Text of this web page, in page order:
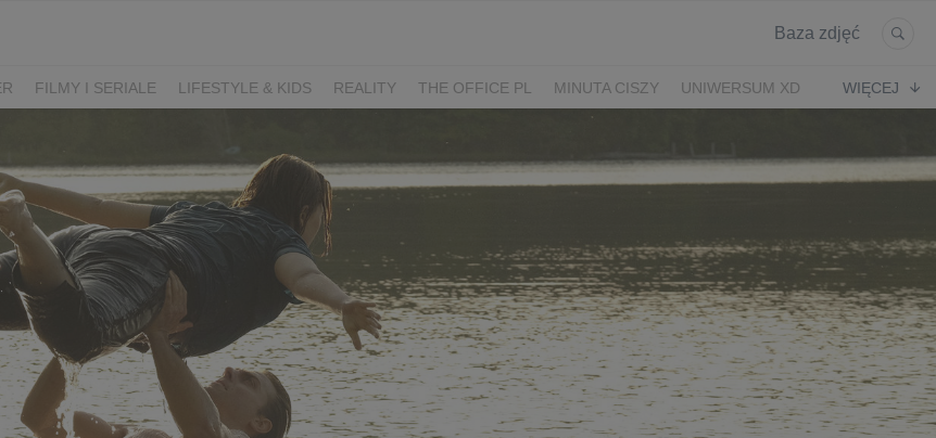
Baza zdjęć
FILMY I SERIALE LIFESTYLE & KIDS REALITY THE OFFICE PL MINUTA CISZY
UNIWERSUM XD
WIĘCEJ